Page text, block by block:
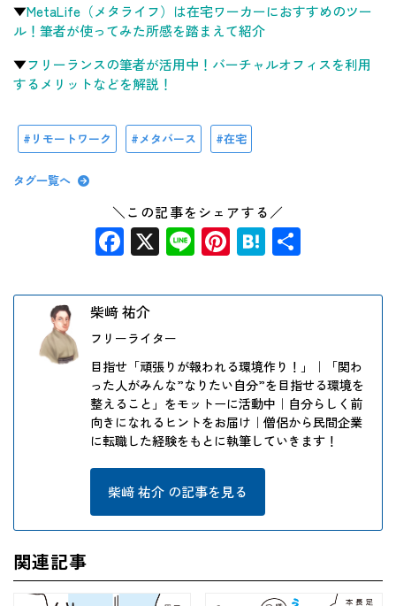
▼MetaLife（メタライフ）は在宅ワーカーにおすすめのツー
ル！筆者が使ってみた所感を踏まえて紹介
▼フリーランスの筆者が活用中！バーチャルオフィスを利用
するメリットなどを解説！
リモートワーク メタバース 在宅
タグ一覧へ
＼この記事をシェアする／
Facebook
X LinePinterest
Hatena
柴﨑 祐介
フリーライター
目指せ「頑張りが報われる環境作り！」｜「関わ
った人がみんな”なりたい自分”を目指せる環境を
整えること」をモットーに活動中｜自分らしく前
向きになれるヒントをお届け｜僧侶から民間企業
に転職した経験をもとに執筆していきます！
柴﨑 祐介 の記事を見る
関連記事